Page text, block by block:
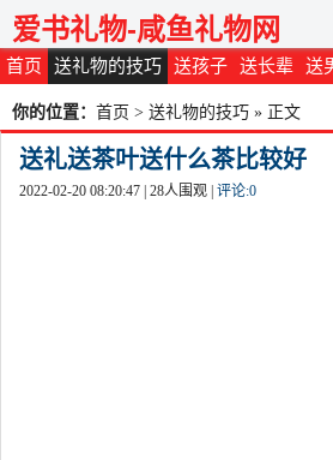
首页 送礼物的技巧 送孩子 送长辈 送
爱书礼物-咸鱼礼物网
你的位置： 首页 > 送礼物的技巧 » 正文
送礼送茶叶送什么茶比较好
2022-02-20 08:20:47 | 28人围观 | 评论:0